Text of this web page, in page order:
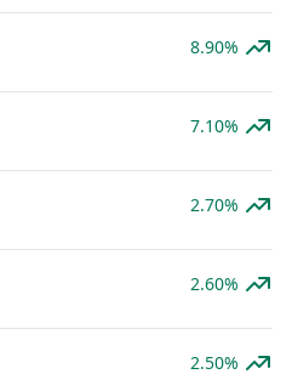
8.90%
7.10%
2.70%
2.60%
2.50%